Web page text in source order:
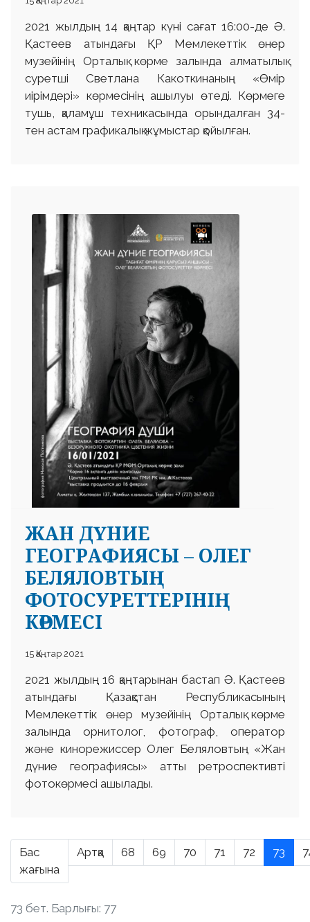
2021 жылдың 14 қаңтар күні сағат 16:00-де Ә.
Қастеев атындағы ҚР Мемлекеттік өнер
музейінің Орталық көрме залында алматылық
суретші Светлана Какоткинаның «Өмір
иірімдері» көрмесінің ашылуы өтеді. Көрмеге
тушь, қаламұш техникасында орындалған 34-
тен астам графикалық жұмыстар қойылған.
ЖАН ДҮНИЕ
ГЕОГРАФИЯСЫ – ОЛЕГ
БЕЛЯЛОВТЫҢ
ФОТОСУРЕТТЕРІНІҢ
КӨРМЕСІ
15 Қаңтар 2021
2021 жылдың 16 қаңтарынан бастап Ә. Қастеев
атындағы Қазақстан Республикасының
Мемлекеттік өнер музейінің Орталық көрме
залында орнитолог, фотограф, оператор
және кинорежиссер Олег Беляловтың «Жан
дүние географиясы» атты ретроспективті
фотокөрмесі ашылады.
Бас
жағына
Артқа 68 69 70 71 72 73
73 бет. Барлығы: 77